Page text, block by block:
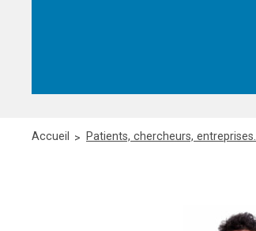
Accueil Patients, chercheurs,